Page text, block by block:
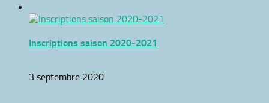
Inscriptions saison 2020-2021
3 septembre 2020